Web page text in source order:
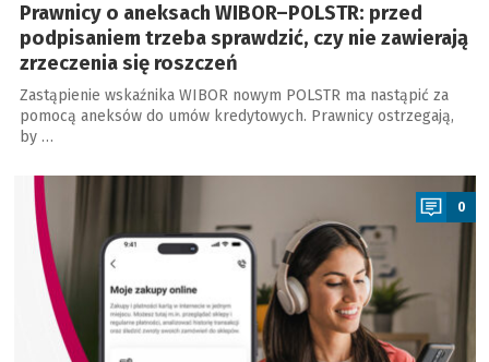
Prawnicy o aneksach WIBOR–POLSTR: przed
podpisaniem trzeba sprawdzić, czy nie zawierają
zrzeczenia się roszczeń
Zastąpienie wskaźnika WIBOR nowym POLSTR ma nastąpić za
pomocą aneksów do umów kredytowych. Prawnicy ostrzegają,
by …
0